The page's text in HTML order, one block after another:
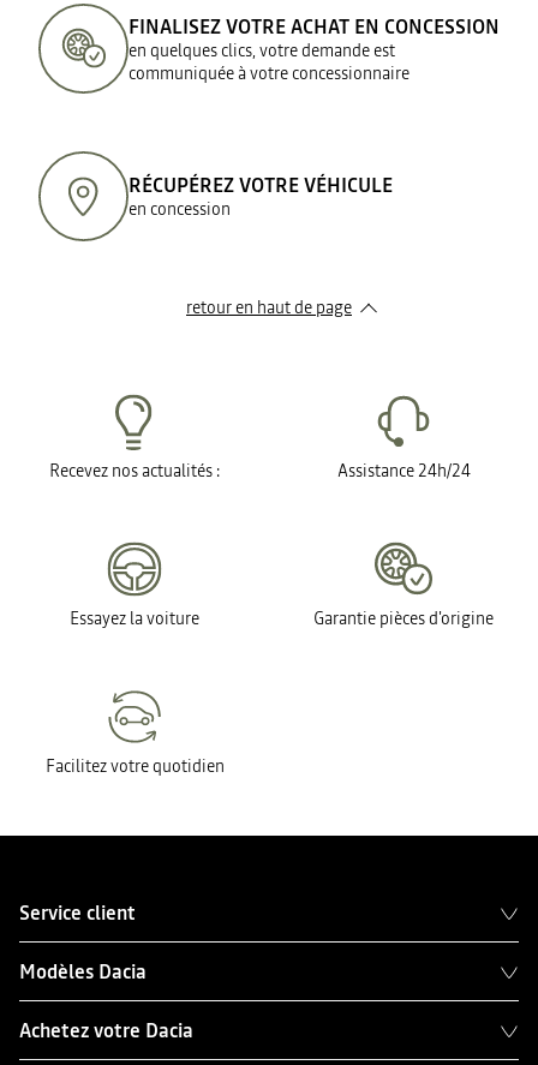
FINALISEZ VOTRE ACHAT EN CONCESSION
en quelques clics, votre demande est
communiquée à votre concessionnaire
RÉCUPÉREZ VOTRE VÉHICULE
en concession
retour en haut de page​
Recevez nos actualités : Assistance 24h/24
Essayez la voiture Garantie pièces d'origine
Facilitez votre quotidien
Service client
Modèles Dacia
Achetez votre Dacia